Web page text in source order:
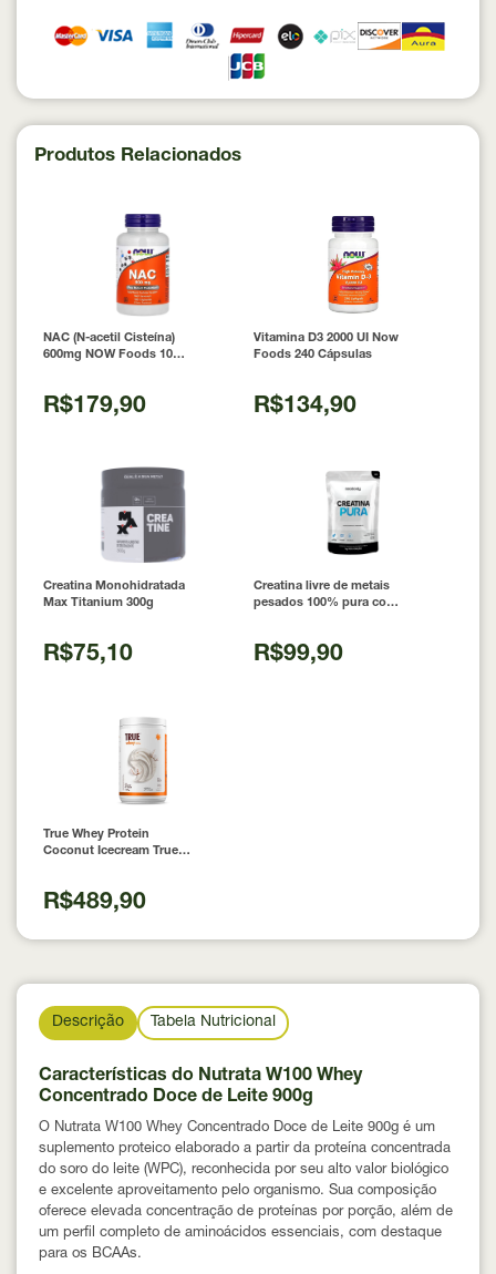
Produtos Relacionados
NAC (N-acetil Cisteína)
600mg NOW Foods 100
R$179,90
Vitamina D3 2000 UI Now
Foods 240 Cápsulas
R$134,90
Creatina Monohidratada
Max Titanium 300g
R$75,10
Creatina livre de metais
pesados 100% pura com
R$99,90
True Whey Protein
Coconut Icecream True
R$489,90
Descrição Tabela Nutricional
Características do Nutrata W100 Whey
Concentrado Doce de Leite 900g
O Nutrata W100 Whey Concentrado Doce de Leite 900g é um
suplemento proteico elaborado a partir da proteína concentrada
do soro do leite (WPC), reconhecida por seu alto valor biológico
e excelente aproveitamento pelo organismo. Sua composição
oferece elevada concentração de proteínas por porção, além de
um perfil completo de aminoácidos essenciais, com destaque
para os BCAAs.